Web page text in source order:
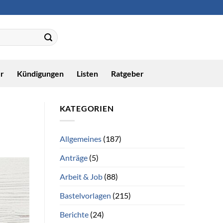
Kündigungen Listen Ratgeber
KATEGORIEN
Allgemeines(187)
Anträge(5)
Arbeit & Job(88)
Bastelvorlagen (215)
Berichte(24)